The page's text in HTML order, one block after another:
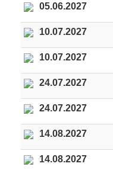
05.06.2027
10.07.2027
10.07.2027
24.07.2027
24.07.2027
14.08.2027
14.08.2027